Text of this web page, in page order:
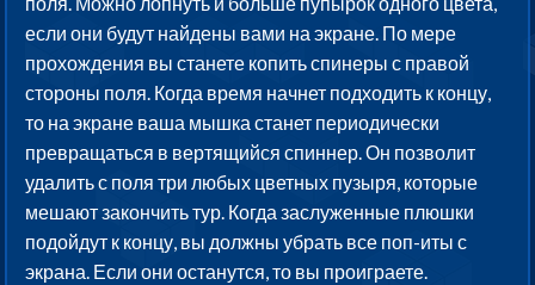
если они будут найдены вами на экране. По мере
прохождения вы станете копить спинеры с правой
стороны поля. Когда время начнет подходить к концу,
то на экране ваша мышка станет периодически
превращаться в вертящийся спиннер. Он позволит
удалить с поля три любых цветных пузыря, которые
мешают закончить тур. Когда заслуженные плюшки
подойдут к концу, вы должны убрать все поп-иты с
экрана. Если они останутся, то вы проиграете.